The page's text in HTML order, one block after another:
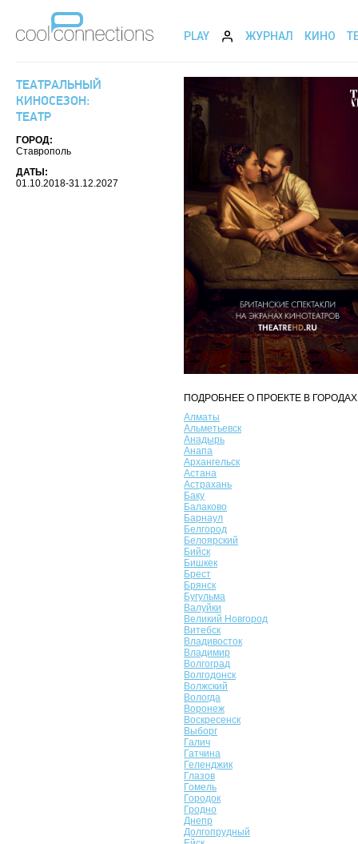
PLAY ЖУРНАЛ КИНО
ТЕАТРАЛЬНЫЙ
КИНОСЕЗОН:
ТЕАТР
ГОРОД:
Ставрополь
ДАТЫ:
01.10.2018-31.12.2027
ПОДРОБНЕЕ О ПРОЕКТЕ В
Алматы
Альметьевск
Анадырь
Анапа
Архангельск
Астана
Астрахань
Баку
Балаково
Барнаул
Белгород
Белоярский
Бийск
Бишкек
Брест
Брянск
Бугульма
Валуйки
Великий Новгород
Витебск
Владивосток
Владимир
Волгоград
Волгодонск
Волжский
Вологда
Воронеж
Воскресенск
Выборг
Галич
Гатчина
Геленджик
Глазов
Гомель
Городок
Гродно
Днепр
Долгопрудный